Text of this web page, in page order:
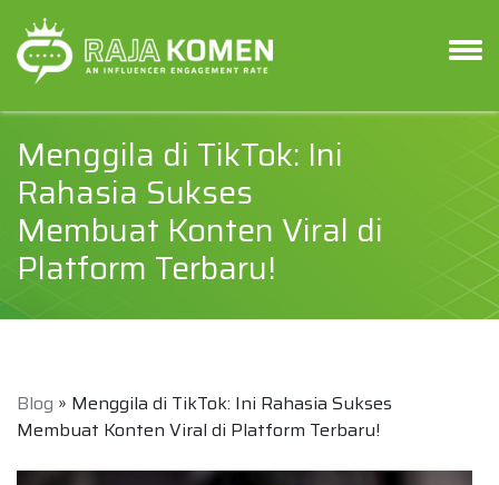
Menggila di TikTok: Ini
Rahasia Sukses
Membuat Konten Viral di
Platform Terbaru!
Blog » Menggila di TikTok: Ini Rahasia Sukses
Membuat Konten Viral di Platform Terbaru!